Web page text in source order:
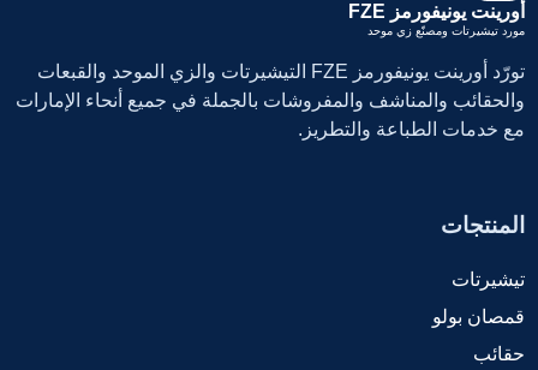
أورينت يونيفورمز FZE
مورد تيشيرتات ومصنّع زي موحد
تورّد أورينت يونيفورمز FZE التيشيرتات والزي الموحد والقبعات
والحقائب والمناشف والمفروشات بالجملة في جميع أنحاء الإمارات
مع خدمات الطباعة والتطريز.
المنتجات
تيشيرتات
قمصان بولو
حقائب